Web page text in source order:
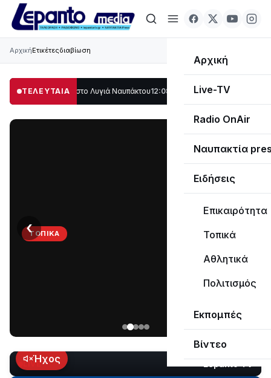
Αρχική
Live-TV
Radio OnAir
Ναυπακτία
Ειδήσεις
Επικαιρότητα
Τοπικά
Αθλητικά
Πολιτισμός
Εκπομπές
Βίντεο
ΑρχικήΕτικέτεςδιαβίωση
ΤΕΛΕΥΤΑΙΑ
στο Λυγιά Ναυπάκτου12:08 Σε τροχιά υλοποίησης η Παράκαμψη
ΤΟΠΙΚΆ
Ναυπάκτου
εδώ
και
‹
LIVEΉχος